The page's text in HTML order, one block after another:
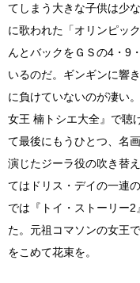
てしまう大きな子供は少
に歌われた「オリンピッ
んとバックをＧＳの4・9
いるのだ。ギンギンに響
に負けていないのが凄い
女王 楠トシエ大全』で聴
て最後にもうひとつ、名
演じたジーラ役の吹き替
てはドリス・デイの一連
では『トイ・ストーリー
た。元祖コマソンの女王
をこめて花束を。